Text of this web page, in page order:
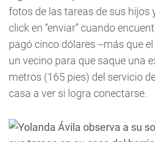
fotos de las tareas de sus hijos
click en “enviar” cuando
pagó cinco dólares --más que
un vecino para que saque una
metros (165 pies) del servicio
casa a ver si logra conectarse.